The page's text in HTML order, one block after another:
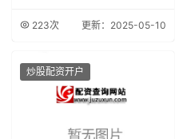
223次 更新：2025-05-10
炒股配资开户